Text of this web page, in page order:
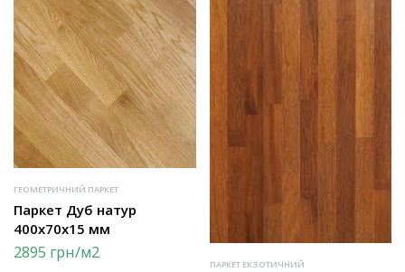
ГЕОМЕТРИЧНИЙ ПАРКЕТ
Паркет Дуб натур
400х70х15 мм
2895 грн/м2
ПАРКЕТ ЕКЗОТИЧНИЙ